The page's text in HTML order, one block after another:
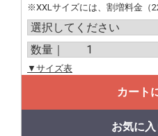
※XXLサイズには、割増料金（
▼サイズ表
カート
お気に